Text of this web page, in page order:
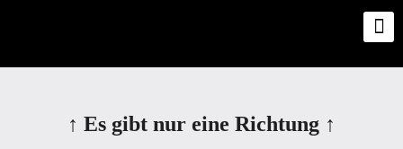
↑ Es gibt nur eine Richtung ↑